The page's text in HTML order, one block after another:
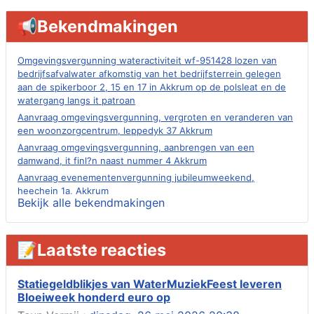
📢Bekendmakingen
Omgevingsvergunning wateractiviteit wf-951428 lozen van
bedrijfsafvalwater afkomstig van het bedrijfsterrein gelegen
aan de spikerboor 2, 15 en 17 in Akkrum op de polsleat en de
watergang langs it patroan
Aanvraag omgevingsvergunning, vergroten en veranderen van
een woonzorgcentrum, leppedyk 37 Akkrum
Aanvraag omgevingsvergunning, aanbrengen van een
damwand, it finl?n naast nummer 4 Akkrum
Aanvraag evenementenvergunning jubileumweekend,
heechein 1a, Akkrum
Verlening omgevingsvergunning, tijdelijk gebruik openbare
ruimte 02-10 t/m 02-11-2026, sitadel voor nr 6 te Akkrum
Aanvraag omgevingsvergunning, tijdelijk gebruik openbare
ruimte 02-10 t/m 02-11-2026, sitadel voor nr 6 te Akkrum
Verlenging beslistermijn aanvraag omgevingsvergunning,
heechein 28, 8491 em Akkrum
Aanvraag omgevingsvergunning, veranderen van een woning
(voordeur en dakkapel), boarnsterdyk 75 Akkrum
Bekijk alle bekendmakingen
📝Laatste reacties
Statiegeldblikjes van WaterMuziekFeest leveren
Bloeiweek honderd euro op